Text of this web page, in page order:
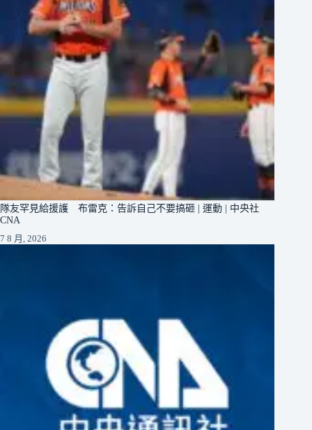
隊友罕見給援護 布雷克：告訴自己不要搞砸 | 運動 | 中央社
CNA
7 8 月, 2026